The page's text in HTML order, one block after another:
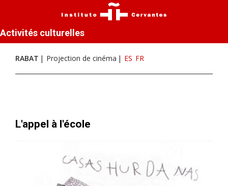
Activités culturelles
RABAT Projection de cinéma ES FR
L'appel à l'école